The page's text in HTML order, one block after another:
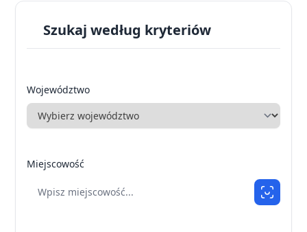
Szukaj według kryteriów
Województwo
Miejscowość